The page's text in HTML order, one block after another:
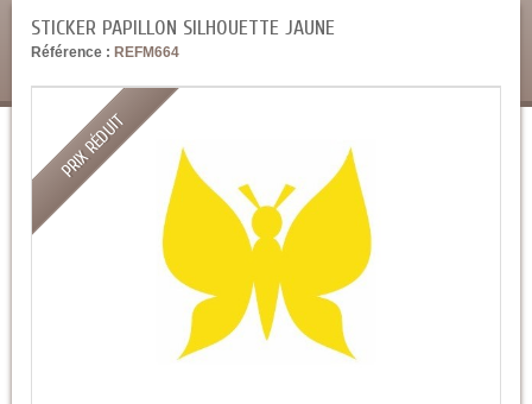
STICKER PAPILLON SILHOUETTE JAUNE
Référence : REFM664
PRIX RÉDUIT